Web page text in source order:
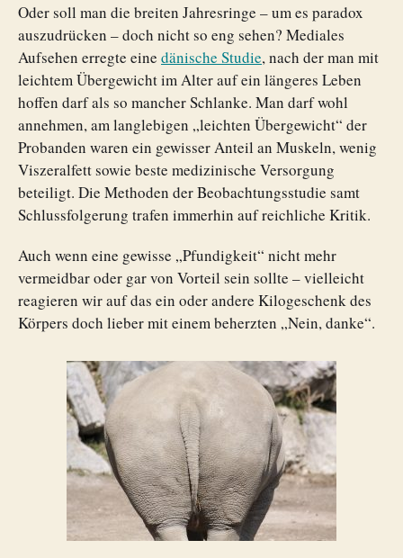
Oder soll man die breiten Jahresringe – um es paradox
auszudrücken – doch nicht so eng sehen? Mediales
Aufsehen erregte eine dänische Studie, nach der man mit
leichtem Übergewicht im Alter auf ein längeres Leben
hoffen darf als so mancher Schlanke. Man darf wohl
annehmen, am langlebigen „leichten Übergewicht“ der
Probanden waren ein gewisser Anteil an Muskeln, wenig
Viszeralfett sowie beste medizinische Versorgung
beteiligt. Die Methoden der Beobachtungsstudie samt
Schlussfolgerung trafen immerhin auf reichliche Kritik.
Auch wenn eine gewisse „Pfundigkeit“ nicht mehr
vermeidbar oder gar von Vorteil sein sollte – vielleicht
reagieren wir auf das ein oder andere Kilogeschenk des
Körpers doch lieber mit einem beherzten „Nein, danke“.